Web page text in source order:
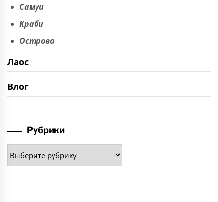
Самуи
Краби
Острова
Лаос
Влог
Рубрики
Рубрики